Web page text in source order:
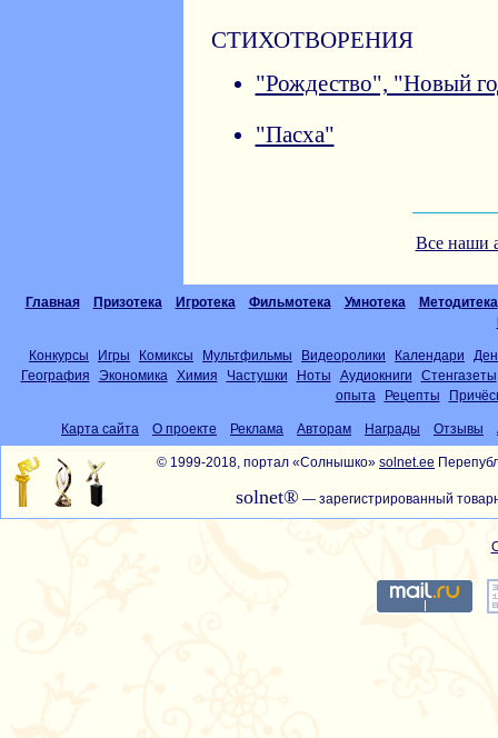
СТИХОТВОРЕНИЯ
"Рождество", "Новый
"Пасха"
Все наши
Главная Призотека Игротека Фильмотека Умнотека
Методитека
Конкурсы Игры Комиксы Мультфильмы Видеоролики Календари
География
Экономика Химия Частушки Ноты Аудиокниги
Стенгазеты
опыта
Рецепты
Карта сайта О проекте Реклама Авторам Награды Отзывы
© 1999-2018, портал «Солнышко» solnet.ee
solnet® — зарегистрированный